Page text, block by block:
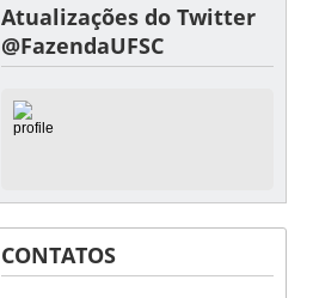
Atualizações do Twitter
@FazendaUFSC
CONTATOS